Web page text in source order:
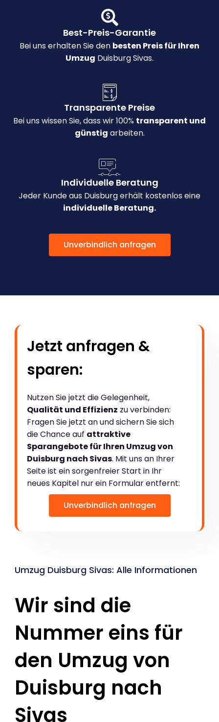
Best-Preis-Garantie
Bei uns erhalten Sie den besten Preis für Ihren
Umzug Duisburg Sivas.
Transparente Preise
Bei uns wissen Sie, dass wir 100% transparent und
günstig arbeiten.
Individuelle Beratung
Jeder Kunde aus Duisburg erhält kostenlos eine
individuelle Beratung.
Unverbindlich anfragen
Jetzt anfragen &
sparen:
Nutzen Sie jetzt die Gelegenheit,
Qualität und Effizienz zu verbinden:
Fragen Sie jetzt an und sichern Sie sich
die Chance auf attraktive
Sparangebote für Ihren Umzug von
Duisburg nach Sivas. Mit uns an Ihrer
Seite ist ein sorgenfreier Start in Ihr
neues Kapitel nur ein Formular entfernt:
Unverbindlich anfragen
Umzug Duisburg Sivas: Alle Informationen
Wir sind die
Nummer eins für
den Umzug von
Duisburg nach
Sivas